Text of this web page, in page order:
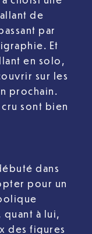
de
par
Et
en solo,
sur les
prochain.
sont bien
dans
pour un
quant à lui,
des figures